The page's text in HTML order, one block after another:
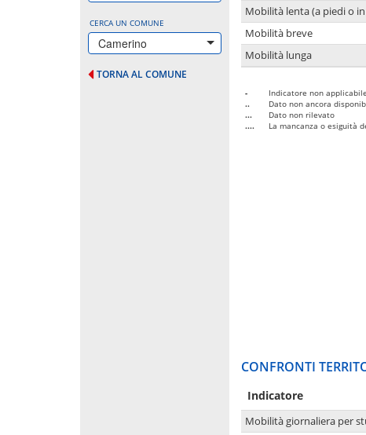
CERCA UN COMUNE
Camerino
TORNA AL COMUNE
Mobilità lenta (a piedi o
Mobilità breve
Mobilità lunga
-
Indicatore non
..
Dato non ancora
...
Dato non rilevato
....
La mancanza o esiguità
CONFRONTI
Indicatore
Mobilità giornaliera per